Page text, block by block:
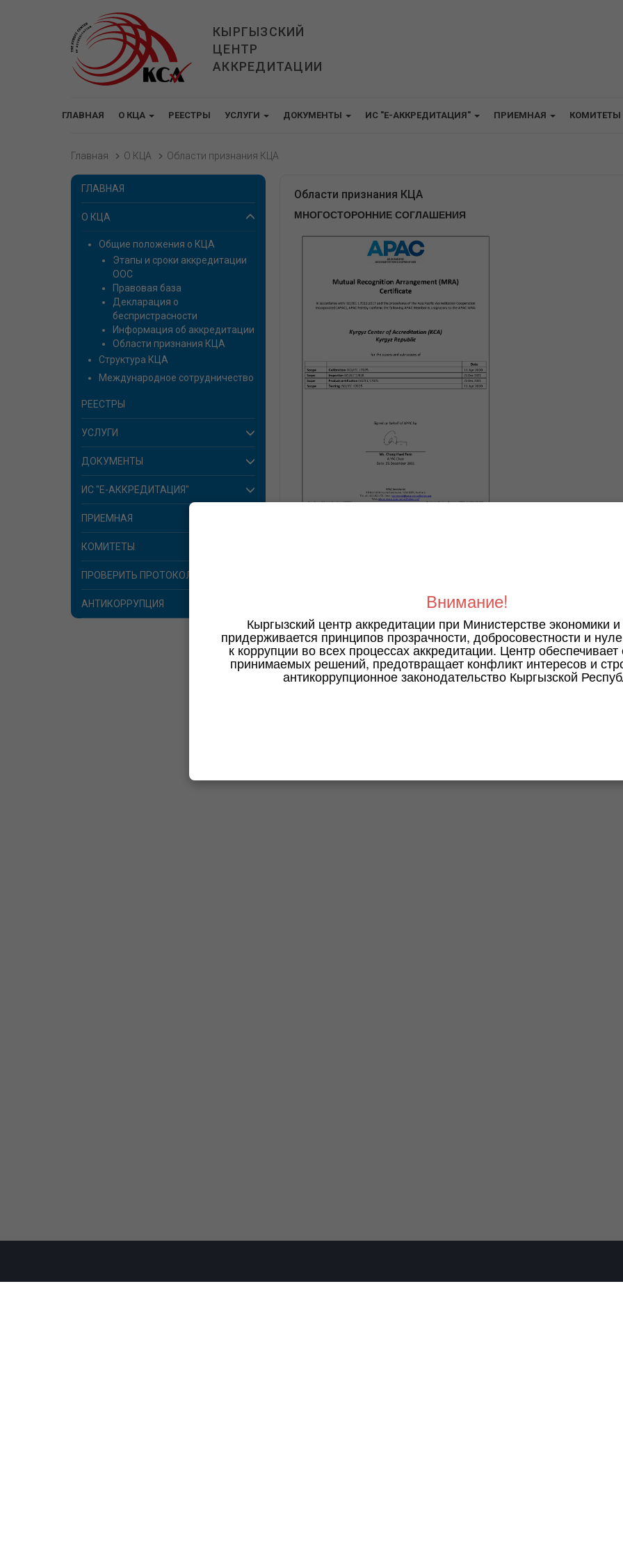
КЫРГЫЗСКИЙ
ЦЕНТР
АККРЕДИТАЦИИ
ГЛАВНАЯ О КЦА РЕЕСТРЫ УСЛУГИ ДОКУМЕНТЫ ИС "E-АККРЕДИТАЦИЯ" ПРИЕМНАЯ КОМИТЕТЫ
Главная О КЦА Области признания КЦА
ГЛАВНАЯ
О КЦА
Общие положения о КЦА
Этапы и сроки аккредитации
ООС
Правовая база
Декларация о
беспристрасности
Информация об аккредитации
Области признания КЦА
Структура КЦА
Международное сотрудничество
РЕЕСТРЫ
УСЛУГИ
ДОКУМЕНТЫ
ИС "E-АККРЕДИТАЦИЯ"
ПРИЕМНАЯ
КОМИТЕТЫ
ПРОВЕРИТЬ ПРОТОКОЛЫ
АНТИКОРРУПЦИЯ
Области признания КЦА
МНОГОСТОРОННИЕ СОГЛАШЕНИЯ
Внимание!
Кыргызский центр аккредитации при Министерстве экономики
придерживается принципов прозрачности, добросовестности и
к коррупции во всех процессах аккредитации. Центр обеспечивает
принимаемых решений, предотвращает конфликт интересов и
антикоррупционное законодательство Кыргызской